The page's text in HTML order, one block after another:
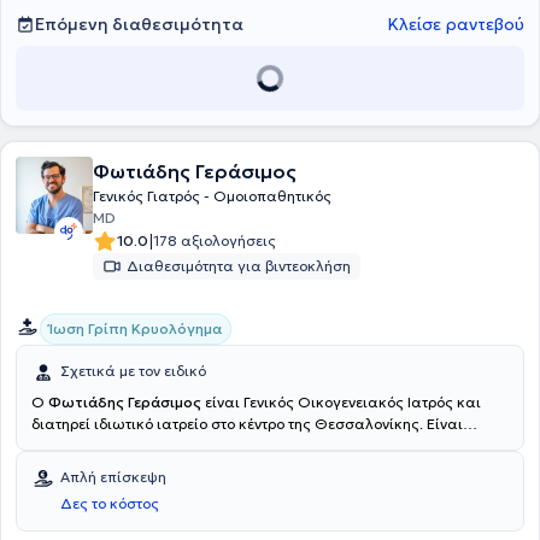
Επόμενη διαθεσιμότητα Κλείσε ραντεβού
Φωτιάδης Γεράσιμος
Γενικός Γιατρός - Ομοιοπαθητικός
MD
10.0|178 αξιολογήσεις
Διαθεσιμότητα για βιντεοκλήση
Ίωση Γρίπη Κρυολόγημα
Σχετικά με τον ειδικό
Ο Φωτιάδης Γεράσιμος είναι Γενικός Οικογενειακός Ιατρός και
διατηρεί ιδιωτικό ιατρείο στο κέντρο της Θεσσαλονίκης. Είναι
Θράκης και ολοκλήρωσε την ειδικότητα της Γενικής Οικογενειακής
Ιατρικής στο Γενικό Νοσοκομείο Θεσσαλονίκης "Παπαγεωργίου"
και στο Γενικό Νοσοκομείο Θεσσαλονίκης "Παπανικολάου". Έχει
ολοκληρώσει περισσότερες από 400 εφημερίες σε Τμήματα
Απλή επίσκεψη
Δες το κόστος